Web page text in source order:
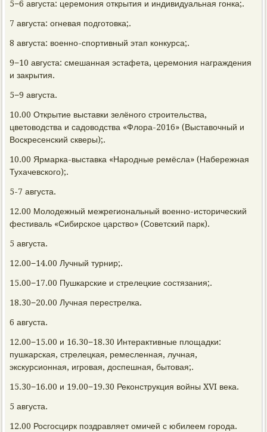
5−6 августа: церемония открытия и индивидуальная гонка;.
7 августа: огневая подготовка;.
8 августа: военно-спортивный этап конкурса;.
9−10 августа: смешанная эстафета, церемония награждения
и закрытия.
5−9 августа.
10.00 Открытие выставки зелёного строительства,
цветоводства и садоводства «Флора-2016» (Выставочный и
Воскресенский скверы);.
10.00 Ярмарка-выставка «Народные ремёсла» (Набережная
Тухачевского);.
5-7 августа.
12.00 Молодежный межрегиональный военно-исторический
фестиваль «Сибирское царство» (Советский парк).
5 августа.
12.00−14.00 Лучный турнир;.
15.00−17.00 Пушкарские и стрелецкие состязания;.
18.30−20.00 Лучная перестрелка.
6 августа.
12.00−15.00 и 16.30−18.30 Интерактивные площадки:
пушкарская, стрелецкая, ремесленная, лучная,
экскурсионная, игровая, доспешная, бытовая;.
15.30−16.00 и 19.00−19.30 Реконструкция войны XVI века.
5 августа.
12.00 Росгосцирк поздравляет омичей с юбилеем города.